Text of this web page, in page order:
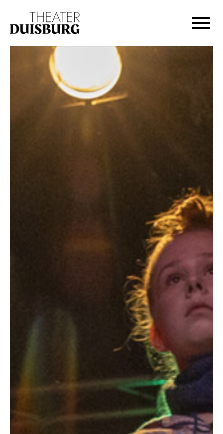
Zur Hauptnavigation springen
Zum Footer springen